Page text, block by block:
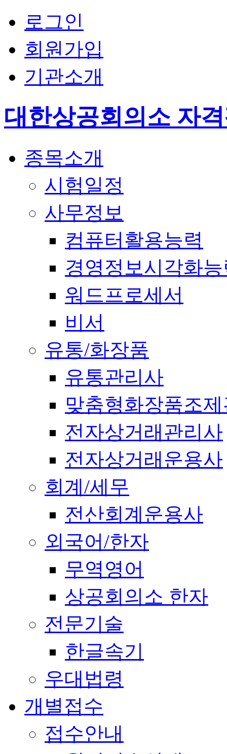
로그인
회원가입
기관소개
대한상공회의소 자
종목소개
시험일정
사무정보
컴퓨터활용능력
경영정보시각화
워드프로세서
비서
유통/화장품
유통관리사
맞춤형화장품조
전자상거래관리사
전자상거래운용사
회계/세무
전산회계운용사
외국어/한자
무역영어
상공회의소 한자
전문기술
한글속기
우대법령
개별접수
접수안내